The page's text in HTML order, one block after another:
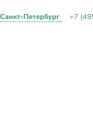
Санкт-Петербург +7